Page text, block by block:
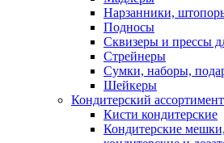
Нарзанники,
Подносы
Сквизеры и прессы
Стрейнеры
Сумки, наборы,
Шейкеры
Кондитерский ассортимент
Кисти кондитерские
Кондитерские